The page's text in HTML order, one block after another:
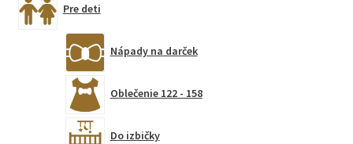
Pre deti
Nápady na darček
Oblečenie 122 - 158
Do izbičky